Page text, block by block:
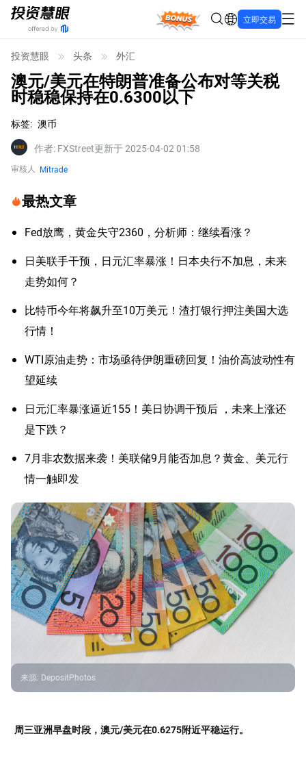
Bonus 立即交易
投资慧眼 头条 外汇
澳元/美元在特朗普准备公布对等关税
时稳稳保持在0.6300以下
标签: 澳币
作者: FXStreet更新于 2025-04-02 01:58
审核人 Mitrade
最热文章
Fed放鹰，黄金失守2360，分析师：继续看涨？
日美联手干预，日元汇率暴涨！日本央行不加息，未来
走势如何？
比特币今年将飙升至10万美元！渣打银行押注美国大选
行情！
WTI原油走势：市场亟待伊朗重磅回复！油价高波动性有
望延续
日元汇率暴涨逼近155！美日协调干预后 ，未来上涨还
是下跌？
7月非农数据来袭！美联储9月能否加息？黄金、美元行
情一触即发
来源: DepositPhotos
周三亚洲早盘时段，澳元/美元在0.6275附近平稳运行。